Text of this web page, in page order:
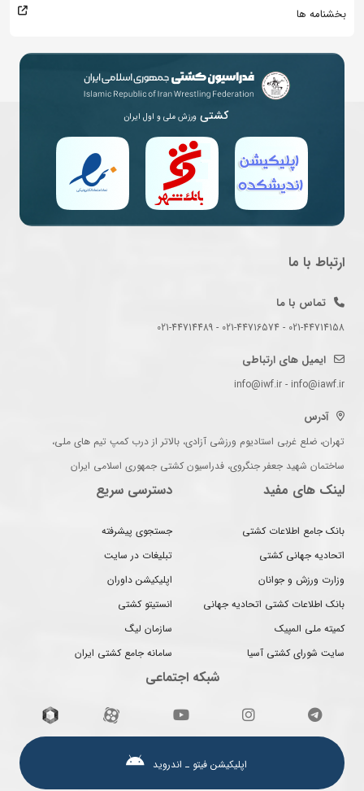
بخشنامه ها
کشتی ورزش ملی و اول ایران
ارتباط با ما
تماس با ما
021-44714158 - 021-44716574 - 021-44714489
ایمیل های ارتباطی
info@iwf.ir - info@iawf.ir
آدرس
تهران، ضلع غربی استادیوم ورزشی آزادی، بالاتر از درب کمپ تیم های ملی،
ساختمان شهید جعفر جنگروی، فدراسیون کشتی جمهوری اسلامی ایران
لینک های مفید
بانک جامع اطلاعات کشتی
اتحادیه جهانی کشتی
وزارت ورزش و جوانان
بانک اطلاعات کشتی اتحادیه جهانی
کمیته ملی المپیک
سایت شورای کشتی آسیا
دسترسی سریع
جستجوی پیشرفته
تبلیغات در سایت
اپلیکیشن داوران
انستیتو کشتی
سازمان لیگ
سامانه جامع کشتی ایران
شبکه اجتماعی
اپلیکیشن فیتو ـ اندروید